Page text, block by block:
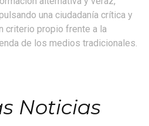
una ciudadanía crítica y
criterio propio frente a la
de los medios tradicionales.
Noticias